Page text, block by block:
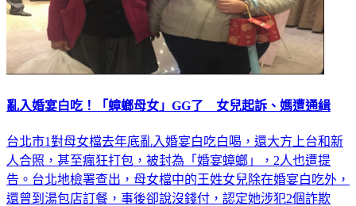
亂入婚宴白吃！「蟑螂母女」GG了 女兒起訴、媽遭通緝
台北市1對母女檔去年底亂入婚宴白吃白喝，還大方上台和新
人合照，甚至瘋狂打包，被封為「婚宴蟑螂」，2人也遭提
告。台北地檢署查出，母女檔中的王姓女兒除在婚宴白吃外，
還曾到湯包店訂餐，事後卻說沒錢付，認定她涉犯2個詐欺